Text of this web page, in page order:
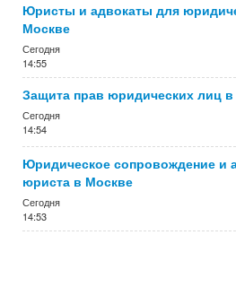
Юристы и адвокаты для
Москве
Сегодня
14:55
Защита прав юридических лиц
Сегодня
14:54
Юридическое сопровождение и
юриста в Москве
Сегодня
14:53